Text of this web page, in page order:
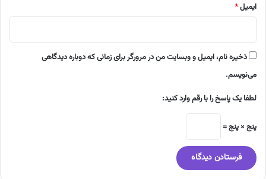
ایمیل*
ذخیره نام، ایمیل و وبسایت من در مرورگر برای زمانی که دوباره دیدگاهی
می‌نویسم.
لطفا یک پاسخ را با رقم وارد کنید:
پنج × پنج =